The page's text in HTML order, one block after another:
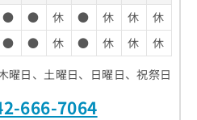
● ● 休 ● 休 休
休
● ● 休 ● 休 休
休
曜日、土曜日、日曜日、祝祭日
666-7064